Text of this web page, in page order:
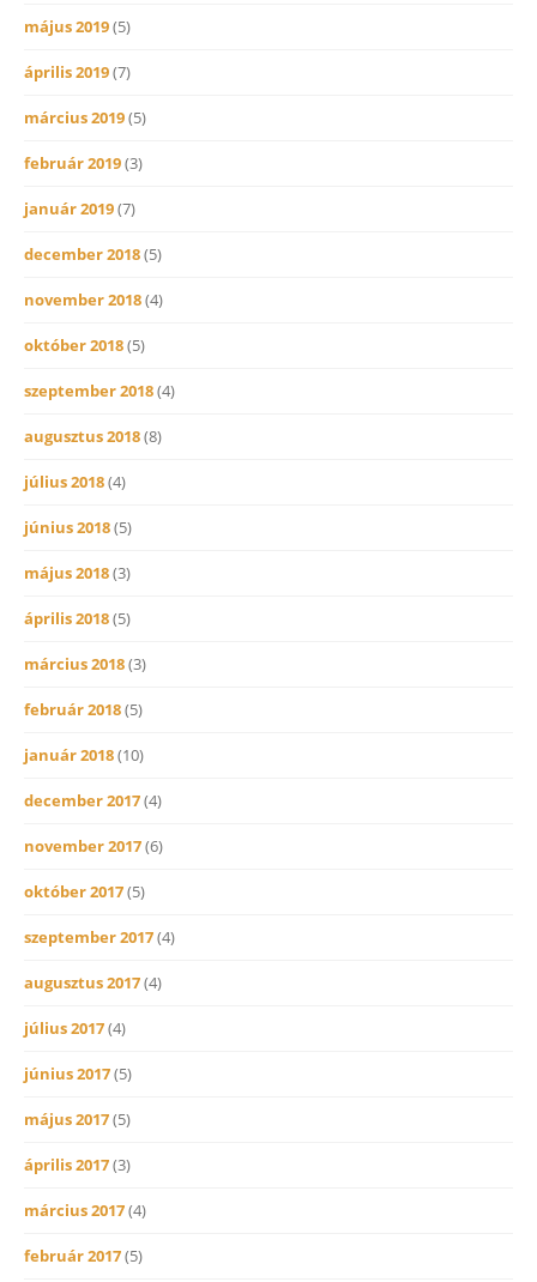
május 2019(5)
április 2019(7)
március 2019(5)
február 2019(3)
január 2019(7)
december 2018(5)
november 2018(4)
október 2018(5)
szeptember 2018(4)
augusztus 2018(8)
július 2018(4)
június 2018(5)
május 2018(3)
április 2018(5)
március 2018(3)
február 2018(5)
január 2018(10)
december 2017(4)
november 2017(6)
október 2017(5)
szeptember 2017(4)
augusztus 2017(4)
július 2017(4)
június 2017(5)
május 2017(5)
április 2017(3)
március 2017(4)
február 2017(5)